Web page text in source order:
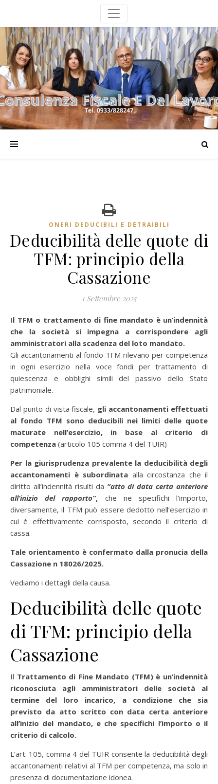
ONERI DEDUCIBILI E DETRAIBILI
Deducibilità delle quote di
TFM: principio della
Cassazione
1 Settembre 2025
Il TFM o trattamento di fine mandato è un’indennità
che la società si impegna a corrispondere agli
amministratori alla scadenza del loto mandato.
Gli accantonamenti al fondo TFM rilevano per competenza
in ogni esercizio nella voce fondi per trattamento di
quiescenza e obblighi simili del passivo dello Stato
patrimoniale.
Dal punto di vista fiscale, gli accantonamenti effettuati
al fondo TFM sono deducibili nei limiti delle quote
maturate nell’esercizio, in base al criterio di
competenza (articolo 105 comma 4 del TUIR)
Per la giurisprudenza prevalente la deducibilità degli
accantonamenti è subordinata alla circostanza che il
diritto all’indennità risulti da “atto didata certa anteriore
all’inizio del rapporto”, che ne specifichi l’importo,
diversamente, il TFM può essere dedotto nell’esercizio in
cui è effettivamente corrisposto, secondo il criterio di
cassa.
Tale orientamento è confermato dalla pronucia della
Cassazione n 18026/2025.
Vediamo i dettagli della causa.
Deducibilità delle quote
di TFM: principio della
Cassazione
Il Trattamento di Fine Mandato (TFM) è un’indennità
riconosciuta agli amministratori delle società al
termine del loro incarico, a condizione che sia
previsto da atto scritto con data certa anteriore
all’inizio del mandato, e che specifichi l’importo o il
criterio di calcolo.
L’art. 105, comma 4 del TUIR consente la deducibilità degli
accantonamenti relativi al TFM per competenza, ma solo in
presenza di documentazione idonea.